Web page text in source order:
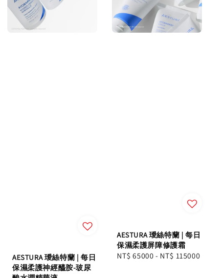
AESTURA 璦絲特蘭 | 每日
保濕柔護神經醯胺-玻尿
AESTURA 璦絲特蘭 | 每日
保濕柔護屏障修護霜
Regular
NT$ 65000- NT$ 115000